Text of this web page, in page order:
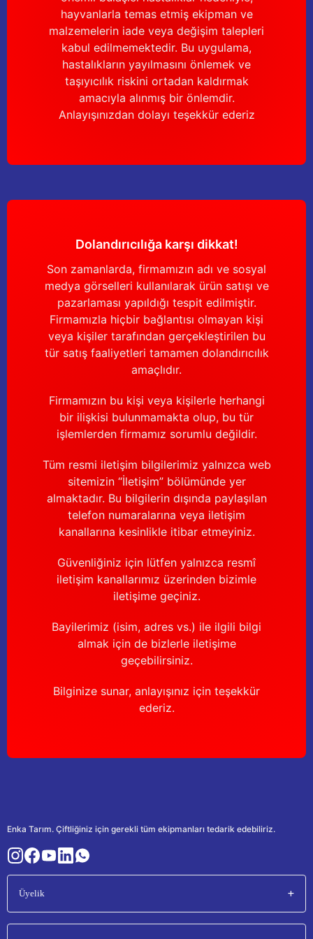
Gönder
hayvanlarla temas etmiş ekipman ve
malzemelerin iade veya değişim talepleri
kabul edilmemektedir. Bu uygulama,
hastalıkların yayılmasını önlemek ve
taşıyıcılık riskini ortadan kaldırmak
amacıyla alınmış bir önlemdir.
Anlayışınızdan dolayı teşekkür ederiz
Dolandırıcılığa karşı dikkat!
Son zamanlarda, firmamızın adı ve sosyal
medya görselleri kullanılarak ürün satışı ve
pazarlaması yapıldığı tespit edilmiştir.
Firmamızla hiçbir bağlantısı olmayan kişi
veya kişiler tarafından gerçekleştirilen bu
tür satış faaliyetleri tamamen dolandırıcılık
amaçlıdır.
Firmamızın bu kişi veya kişilerle herhangi
bir ilişkisi bulunmamakta olup, bu tür
işlemlerden firmamız sorumlu değildir.
Tüm resmi iletişim bilgilerimiz yalnızca web
sitemizin “İletişim” bölümünde yer
almaktadır. Bu bilgilerin dışında paylaşılan
telefon numaralarına veya iletişim
kanallarına kesinlikle itibar etmeyiniz.
Güvenliğiniz için lütfen yalnızca resmî
iletişim kanallarımız üzerinden bizimle
iletişime geçiniz.
Bayilerimiz (isim, adres vs.) ile ilgili bilgi
almak için de bizlerle iletişime
geçebilirsiniz.
Bilginize sunar, anlayışınız için teşekkür
ederiz.
Enka Tarım. Çiftliğiniz için gerekli tüm ekipmanları tedarik edebiliriz.
Üyelik